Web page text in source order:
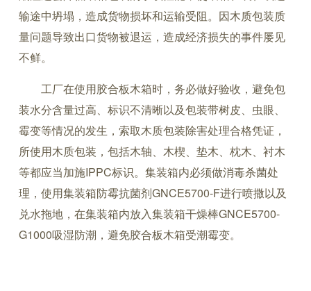
输途中坍塌，造成货物损坏和运输受阻。因木质包装质
量问题导致出口货物被退运，造成经济损失的事件屡见
不鲜。
工厂在使用胶合板木箱时，务必做好验收，避免包
装水分含量过高、标识不清晰以及包装带树皮、虫眼、
霉变等情况的发生，索取木质包装除害处理合格凭证，
所使用木质包装，包括木轴、木楔、垫木、枕木、衬木
等都应当加施IPPC标识。集装箱内必须做消毒杀菌处
理，使用集装箱防霉抗菌剂GNCE5700-F进行喷撒以及
兑水拖地，在集装箱内放入集装箱干燥棒GNCE5700-
G1000吸湿防潮，避免胶合板木箱受潮霉变。